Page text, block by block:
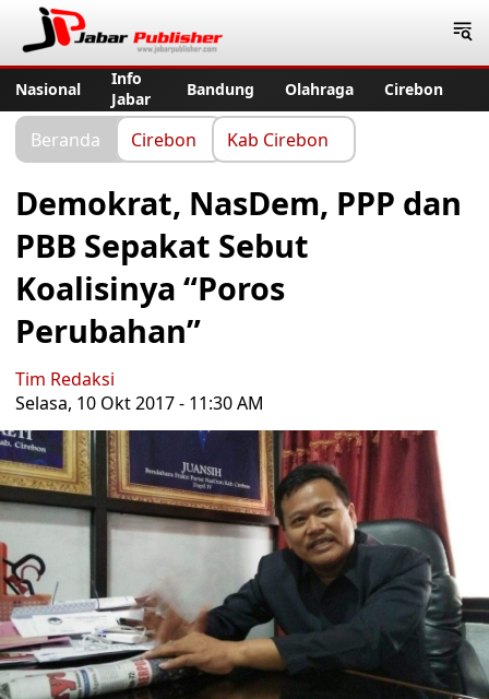
Nasional
Info
Jabar
Bandung Olahraga Cirebon
Beranda Cirebon Kab Cirebon
Demokrat, NasDem, PPP dan
PBB Sepakat Sebut
Koalisinya “Poros
Perubahan”
Tim Redaksi
Selasa, 10 Okt 2017 - 11:30 AM